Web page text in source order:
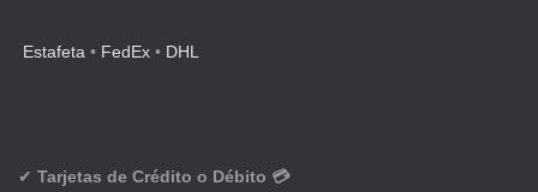
Estafeta • FedEx • DHL
✔ Tarjetas de Crédito o Débito 💳